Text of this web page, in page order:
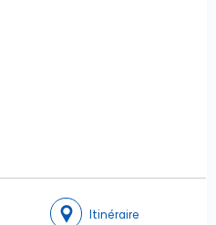
Itinéraire